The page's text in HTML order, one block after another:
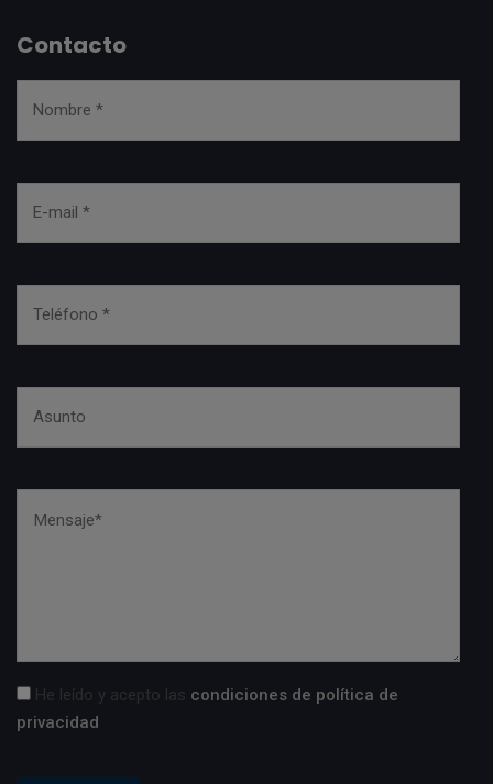
Contacto
He leído y acepto las condiciones de política de
privacidad